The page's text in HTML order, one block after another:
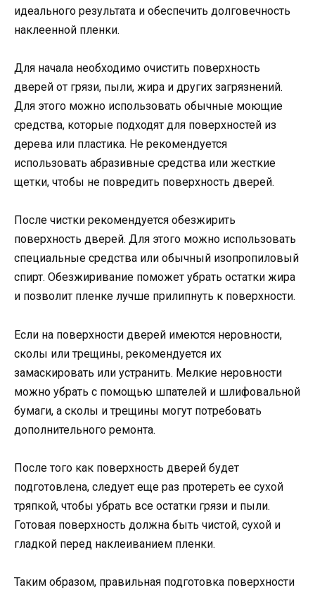
идеального результата и обеспечить долговечность
наклеенной пленки.
Для начала необходимо очистить поверхность
дверей от грязи, пыли, жира и других загрязнений.
Для этого можно использовать обычные моющие
средства, которые подходят для поверхностей из
дерева или пластика. Не рекомендуется
использовать абразивные средства или жесткие
щетки, чтобы не повредить поверхность дверей.
После чистки рекомендуется обезжирить
поверхность дверей. Для этого можно использовать
специальные средства или обычный изопропиловый
спирт. Обезжиривание поможет убрать остатки жира
и позволит пленке лучше прилипнуть к поверхности.
Если на поверхности дверей имеются неровности,
сколы или трещины, рекомендуется их
замаскировать или устранить. Мелкие неровности
можно убрать с помощью шпателей и шлифовальной
бумаги, а сколы и трещины могут потребовать
дополнительного ремонта.
После того как поверхность дверей будет
подготовлена, следует еще раз протереть ее сухой
тряпкой, чтобы убрать все остатки грязи и пыли.
Готовая поверхность должна быть чистой, сухой и
гладкой перед наклеиванием пленки.
Таким образом, правильная подготовка поверхности